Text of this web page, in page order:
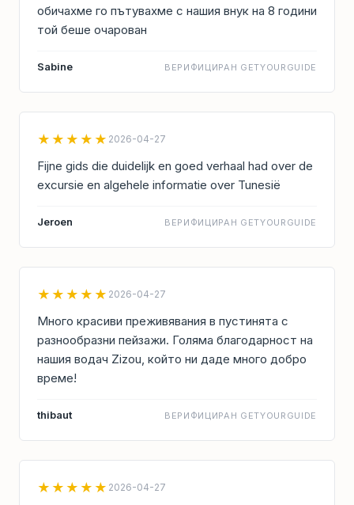
обичахме го пътувахме с нашия внук на 8 години
той беше очарован
Sabine ВЕРИФИЦИРАН GETYOURGUIDE
★★★★★ 2026-04-27
Fijne gids die duidelijk en goed verhaal had over de
excursie en algehele informatie over Tunesië
Jeroen ВЕРИФИЦИРАН GETYOURGUIDE
★★★★★ 2026-04-27
Много красиви преживявания в пустинята с
разнообразни пейзажи. Голяма благодарност на
нашия водач Zizou, който ни даде много добро
време!
thibaut ВЕРИФИЦИРАН GETYOURGUIDE
★★★★★ 2026-04-27